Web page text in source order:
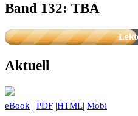
Band 132: TBA
Aktuell
eBook | PDF |HTML| Mobi